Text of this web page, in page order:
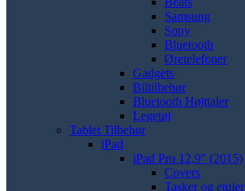
Samsung
Sony
Bluetooth
Øretelefoner
Gadgets
Biltilbehør
Bluetooth Højttaler
Legetøj
Tablet Tilbehør
iPad
iPad Pro 12,9" (2015)
Covers
Tasker og etuier